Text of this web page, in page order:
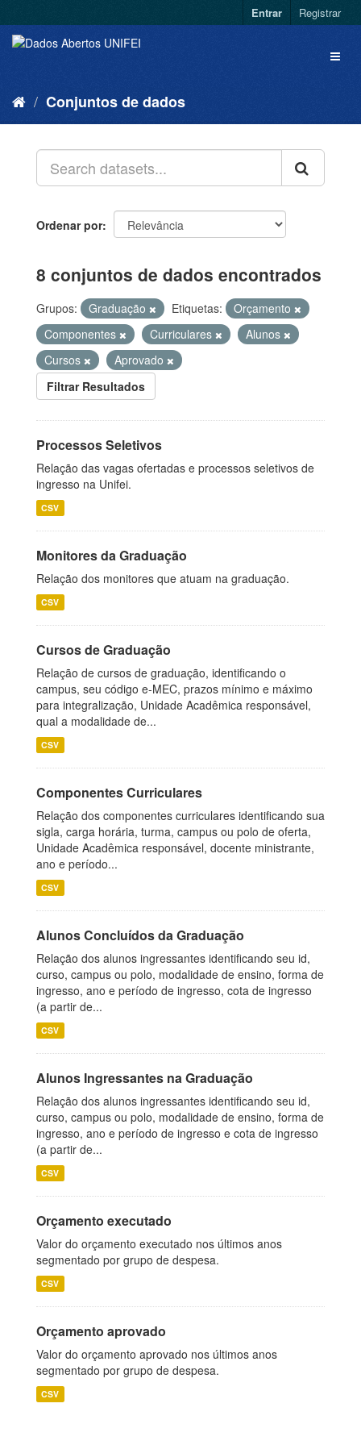
Entrar Registrar
Conjuntos de dados
Ordenar por
8 conjuntos de dados encontrados
Grupos: Graduação Etiquetas:
Orçamento
Componentes
Curriculares
Alunos
Cursos
Aprovado
Filtrar Resultados
Processos Seletivos
Relação das vagas ofertadas e processos seletivos de
ingresso na Unifei.
CSV
Monitores da Graduação
Relação dos monitores que atuam na graduação.
CSV
Cursos de Graduação
Relação de cursos de graduação, identificando o
campus, seu código e-MEC, prazos mínimo e máximo
para integralização, Unidade Acadêmica responsável,
qual a modalidade de...
CSV
Componentes Curriculares
Relação dos componentes curriculares identificando sua
sigla, carga horária, turma, campus ou polo de oferta,
Unidade Acadêmica responsável, docente ministrante,
ano e período...
CSV
Alunos Concluídos da Graduação
Relação dos alunos ingressantes identificando seu id,
curso, campus ou polo, modalidade de ensino, forma de
ingresso, ano e período de ingresso, cota de ingresso
(a partir de...
CSV
Alunos Ingressantes na Graduação
Relação dos alunos ingressantes identificando seu id,
curso, campus ou polo, modalidade de ensino, forma de
ingresso, ano e período de ingresso e cota de ingresso
(a partir de...
CSV
Orçamento executado
Valor do orçamento executado nos últimos anos
segmentado por grupo de despesa.
CSV
Orçamento aprovado
Valor do orçamento aprovado nos últimos anos
segmentado por grupo de despesa.
CSV